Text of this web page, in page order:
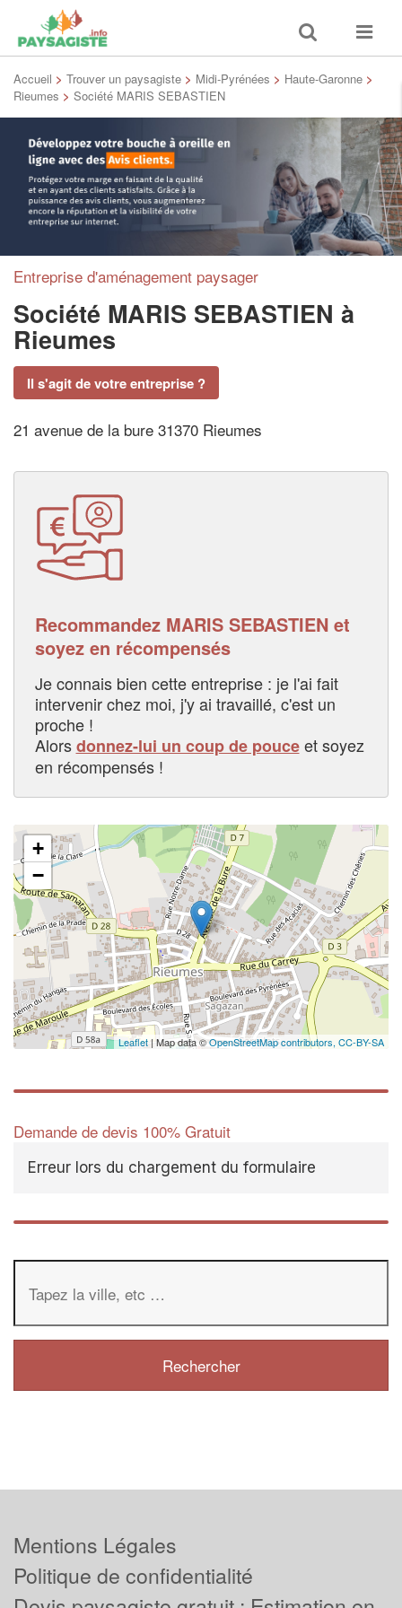
Toggle
search
Toggle
Accueil > Trouver un paysagiste > Midi-Pyrénées > Haute-Garonne >
Rieumes > Société MARIS SEBASTIEN
Entreprise d'aménagement paysager
Société MARIS SEBASTIEN à
Rieumes
Il s'agit de votre entreprise ?
21 avenue de la bure 31370 Rieumes
Recommandez MARIS SEBASTIEN et
soyez en récompensés
Je connais bien cette entreprise : je l'ai fait
intervenir chez moi, j'y ai travaillé, c'est un
proche !
Alorsdonnez-lui un coup de pouceet soyez
en récompensés !
+
−
Leaflet| Map data ©OpenStreetMap contributors, CC-BY-SA
Demande de devis 100% Gratuit
Erreur lors du chargement du formulaire
Mentions Légales
Politique de confidentialité